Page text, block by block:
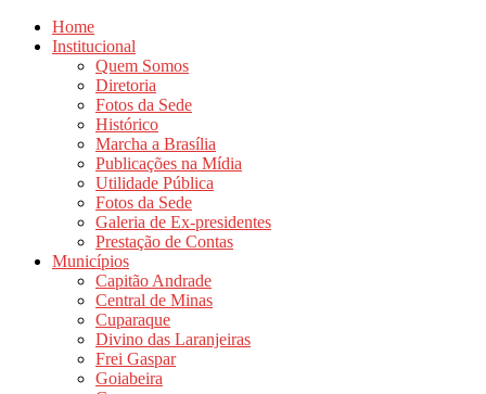
Home
Institucional
Quem Somos
Diretoria
Fotos da Sede
Histórico
Marcha a Brasília
Publicações na Mídia
Utilidade Pública
Fotos da Sede
Galeria de Ex-presidentes
Prestação de Contas
Municípios
Capitão Andrade
Central de Minas
Cuparaque
Divino das Laranjeiras
Frei Gaspar
Goiabeira